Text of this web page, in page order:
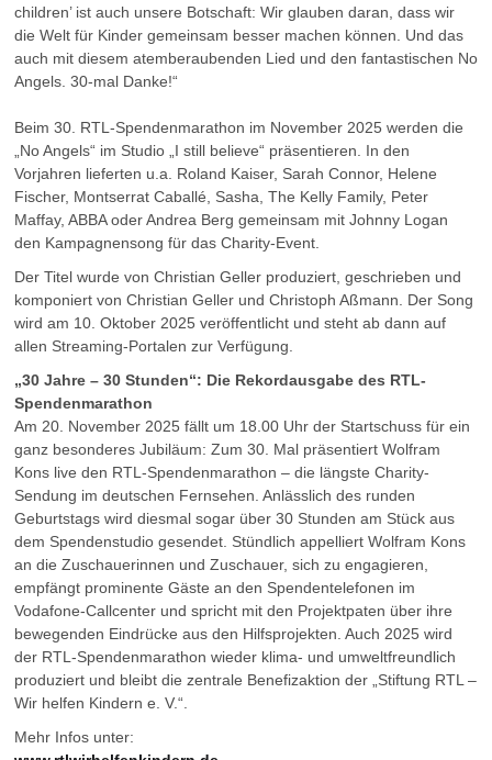
children’ ist auch unsere Botschaft: Wir glauben daran, dass wir
die Welt für Kinder gemeinsam besser machen können. Und das
auch mit diesem atemberaubenden Lied und den fantastischen No
Angels. 30-mal Danke!“
Beim 30. RTL-Spendenmarathon im November 2025 werden die
„No Angels“ im Studio „I still believe“ präsentieren. In den
Vorjahren lieferten u.a. Roland Kaiser, Sarah Connor, Helene
Fischer, Montserrat Caballé, Sasha, The Kelly Family, Peter
Maffay, ABBA oder Andrea Berg gemeinsam mit Johnny Logan
den Kampagnensong für das Charity-Event.
Der Titel wurde von Christian Geller produziert, geschrieben und
komponiert von Christian Geller und Christoph Aßmann. Der Song
wird am 10. Oktober 2025 veröffentlicht und steht ab dann auf
allen Streaming-Portalen zur Verfügung.
„30 Jahre – 30 Stunden“: Die Rekordausgabe des RTL-
Spendenmarathon
Am 20. November 2025 fällt um 18.00 Uhr der Startschuss für ein
ganz besonderes Jubiläum: Zum 30. Mal präsentiert Wolfram
Kons live den RTL-Spendenmarathon – die längste Charity-
Sendung im deutschen Fernsehen. Anlässlich des runden
Geburtstags wird diesmal sogar über 30 Stunden am Stück aus
dem Spendenstudio gesendet. Stündlich appelliert Wolfram Kons
an die Zuschauerinnen und Zuschauer, sich zu engagieren,
empfängt prominente Gäste an den Spendentelefonen im
Vodafone-Callcenter und spricht mit den Projektpaten über ihre
bewegenden Eindrücke aus den Hilfsprojekten. Auch 2025 wird
der RTL-Spendenmarathon wieder klima- und umweltfreundlich
produziert und bleibt die zentrale Benefizaktion der „Stiftung RTL –
Wir helfen Kindern e. V.“.
Mehr Infos unter: